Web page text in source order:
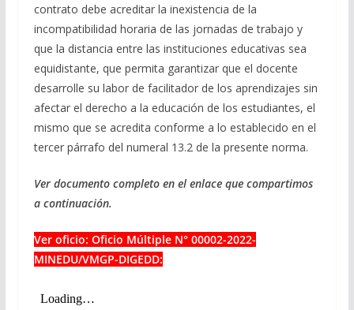
contrato debe acreditar la inexistencia de la
incompatibilidad horaria de las jornadas de trabajo y
que la distancia entre las instituciones educativas sea
equidistante, que permita garantizar que el docente
desarrolle su labor de facilitador de los aprendizajes sin
afectar el derecho a la educación de los estudiantes, el
mismo que se acredita conforme a lo establecido en el
tercer párrafo del numeral 13.2 de la presente norma.
Ver documento completo en el enlace que compartimos
a continuación.
Ver oficio: Oficio Múltiple N° 00002-2022-
MINEDU/VMGP-DIGEDD: